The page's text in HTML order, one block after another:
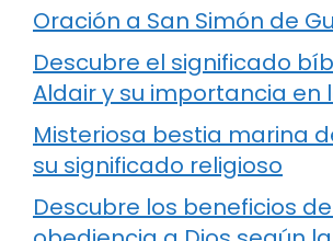
Oración a San Simón de
Descubre el significado
Aldair y su importancia en
Misteriosa bestia marina
su significado religioso
Descubre los beneficios